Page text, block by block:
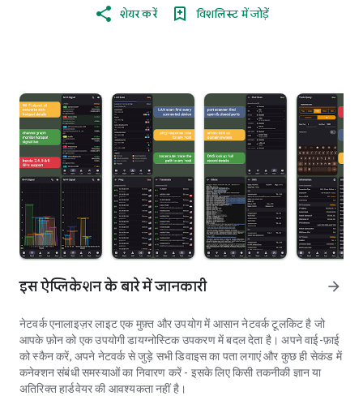
शेयर करें विशलिस्ट में जोड़ें
इस ऐप्लिकेशन के बारे में जानकारी arrow_forward
नेटवर्क एनालाइज़र लाइट एक मुफ़्त और उपयोग में आसान नेटवर्क टूलकिट है जो
आपके फ़ोन को एक उपयोगी डायग्नोस्टिक उपकरण में बदल देता है। अपने वाई-फ़ाई
को स्कैन करें, अपने नेटवर्क से जुड़े सभी डिवाइस का पता लगाएं और कुछ ही सेकंड में
कनेक्शन संबंधी समस्याओं का निवारण करें - इसके लिए किसी तकनीकी ज्ञान या
अतिरिक्त हार्डवेयर की आवश्यकता नहीं है।